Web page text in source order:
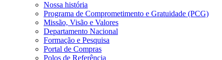
Nossa história
Programa de Comprometimento e Gratuidade (PCG)
Missão, Visão e Valores
Departamento Nacional
Formação e Pesquisa
Portal de Compras
Polos de Referência